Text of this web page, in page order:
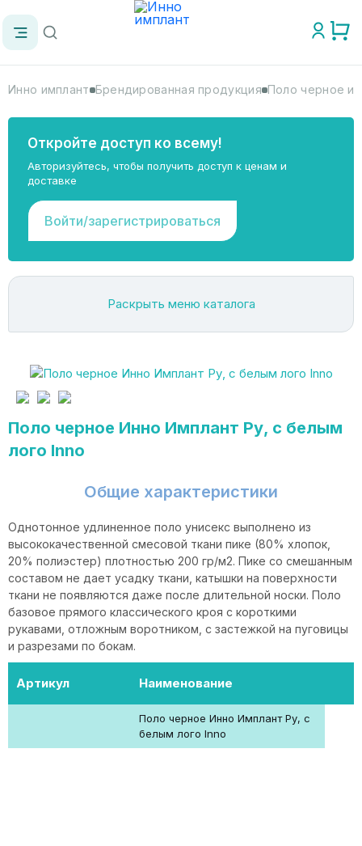
Инно имплант Брендированная продукция Поло черное
Откройте доступ ко всему!
Авторизуйтесь, чтобы получить доступ к ценам и
доставке
Войти/зарегистрироваться
Раскрыть меню каталога
Поло черное Инно Имплант Ру, с белым
лого Inno
Общие характеристики
Однотонное удлиненное поло унисекс выполнено из
высококачественной смесовой ткани пике (80% хлопок,
20% полиэстер) плотностью 200 гр/м2. Пике со смешанным
составом не дает усадку ткани, катышки на поверхности
ткани не появляются даже после длительной носки. Поло
базовое прямого классического кроя с короткими
рукавами, отложным воротником, с застежкой на пуговицы
и разрезами по бокам.
Артикул Наименование
Поло черное Инно Имплант Ру, с
белым лого Inno